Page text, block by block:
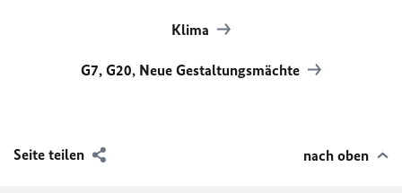
Klima
G7, G20, Neue Gestaltungsmächte
Seite teilen nach oben